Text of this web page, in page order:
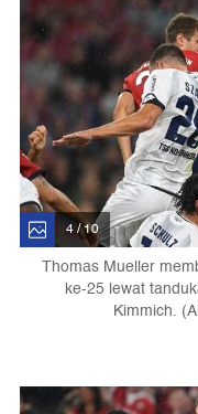
4 / 10
Thomas Mueller
ke-25 lewat
Kimmich.